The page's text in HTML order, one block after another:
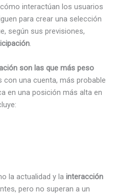
interactúan los usuarios
para crear una selección
según sus previsiones,
.
son las que más peso
con una cuenta, más probable
en una posición más alta en
la actualidad y la interacción
pero no superan a un